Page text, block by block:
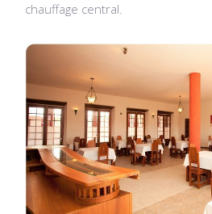
chauffage central.